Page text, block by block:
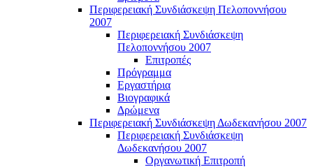
Περιφερειακή Συνδιάσκεψη Πελοποννήσου
2007
Περιφερειακή Συνδιάσκεψη
Πελοποννήσου 2007
Επιτροπές
Πρόγραμμα
Εργαστήρια
Βιογραφικά
Δρώμενα
Περιφερειακή Συνδιάσκεψη Δωδεκανήσου 2007
Περιφερειακή Συνδιάσκεψη
Δωδεκανήσου 2007
Οργανωτική Επιτροπή